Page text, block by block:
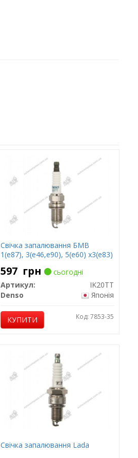
Свічка запалювання БМВ
1(е87), 3(е46,е90), 5(е60) х3(е83)
597 грн
сьогодні
Артикул:
IK20TT
Denso
Японія
КУПИТИ Код: 7853-35
Свічка запалювання Lada